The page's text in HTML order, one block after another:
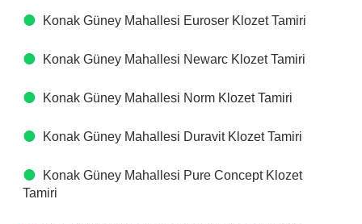
Konak Güney Mahallesi Euroser Klozet Tamiri
Konak Güney Mahallesi Newarc Klozet Tamiri
Konak Güney Mahallesi Norm Klozet Tamiri
Konak Güney Mahallesi Duravit Klozet Tamiri
Konak Güney Mahallesi Pure Concept Klozet
Tamiri